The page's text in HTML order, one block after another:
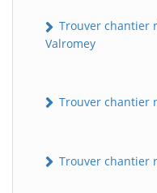
Trouver chantier
Valromey
Trouver chantier
Trouver chantier